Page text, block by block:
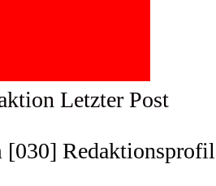
Letzter Post
[030]